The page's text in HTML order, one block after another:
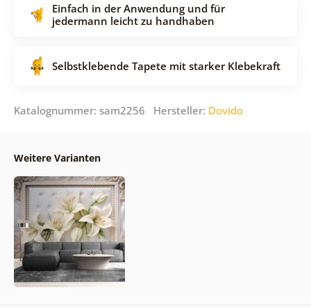
Einfach in der Anwendung und für
jedermann leicht zu handhaben
Selbstklebende Tapete mit starker Klebekraft
Katalognummer: sam2256 Hersteller: Dovido
Weitere Varianten